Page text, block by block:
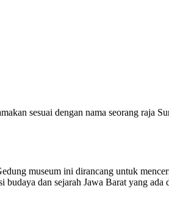
sesuai dengan nama seorang raja
museum ini dirancang untuk
dan sejarah Jawa Barat yang ada